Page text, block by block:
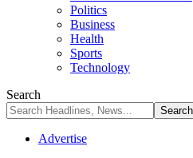
Politics
Business
Health
Sports
Technology
Search
Advertise